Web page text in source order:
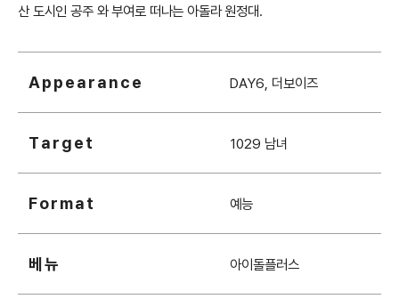
산 도시인 공주 와 부여로 떠나는 아돌라 원정대.
Appearance DAY6, 더보이즈
Target 1029 남녀
Format 예능
베뉴 아이돌플러스